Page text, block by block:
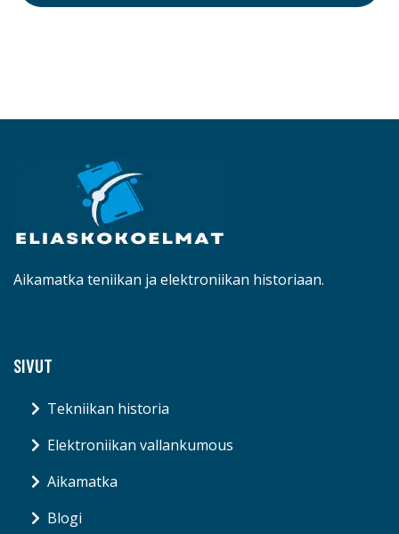
Aikamatka teniikan ja elektroniikan historiaan.
SIVUT
Tekniikan historia
Elektroniikan vallankumous
Aikamatka
Blogi